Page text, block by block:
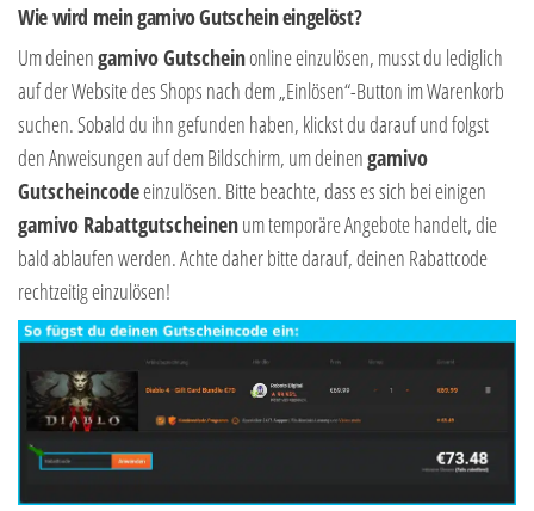
Wie wird mein gamivo Gutschein eingelöst?
Um deinengamivo Gutscheinonline einzulösen, musst du lediglich
auf der Website des Shops nach dem „Einlösen“-Button im Warenkorb
suchen. Sobald du ihn gefunden haben, klickst du darauf und folgst
den Anweisungen auf dem Bildschirm, um deinengamivo
Gutscheincodeeinzulösen. Bitte beachte, dass es sich bei einigen
gamivo Rabattgutscheinenum temporäre Angebote handelt, die
bald ablaufen werden. Achte daher bitte darauf, deinen Rabattcode
rechtzeitig einzulösen!